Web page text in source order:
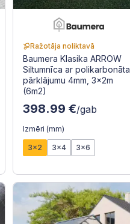
Ražotāja noliktavā
Baumera Klasika ARROW
Siltumnīca ar polikarbonāta
pārklājumu 4mm, 3x2m
(6m2)
398.99 €/gab
Izmēri (mm)
3x2 3x4 3x6